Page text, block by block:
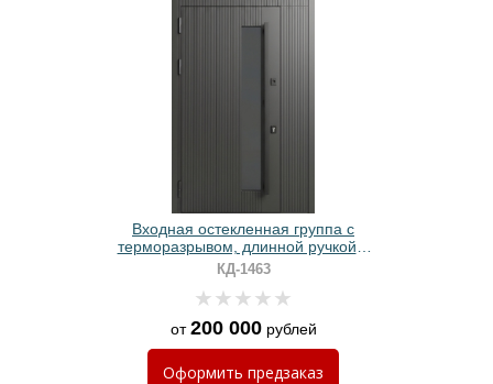
Входная остекленная группа с
терморазрывом, длинной ручкой и
панелями МДФ графит с линейным
фрезерованием
КД-1463
от200 000рублей
Оформить предзаказ